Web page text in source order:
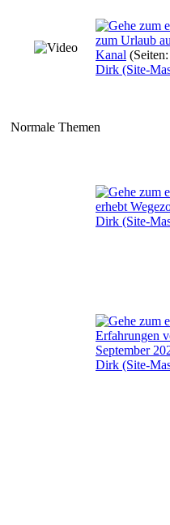
zum Urlaub
Kanal (Seiten:
Dirk (Site-
Normale Themen
erhebt
Dirk (Site-
Erfahrungen
September
Dirk (Site-